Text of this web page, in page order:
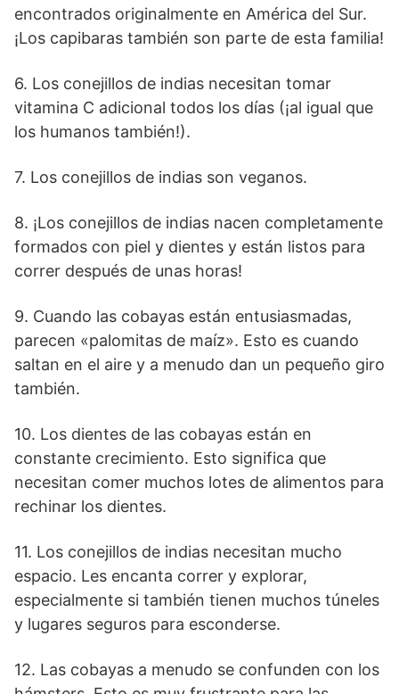
encontrados originalmente en América del Sur.
¡Los capibaras también son parte de esta familia!
6. Los conejillos de indias necesitan tomar
vitamina C adicional todos los días (¡al igual que
los humanos también!).
7. Los conejillos de indias son veganos.
8. ¡Los conejillos de indias nacen completamente
formados con piel y dientes y están listos para
correr después de unas horas!
9. Cuando las cobayas están entusiasmadas,
parecen «palomitas de maíz». Esto es cuando
saltan en el aire y a menudo dan un pequeño giro
también.
10. Los dientes de las cobayas están en
constante crecimiento. Esto significa que
necesitan comer muchos lotes de alimentos para
rechinar los dientes.
11. Los conejillos de indias necesitan mucho
espacio. Les encanta correr y explorar,
especialmente si también tienen muchos túneles
y lugares seguros para esconderse.
12. Las cobayas a menudo se confunden con los